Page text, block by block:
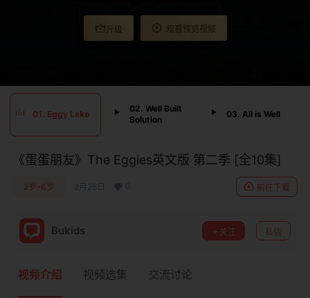
升级 观看预览视频
01. Eggy Lake
02. Well Built
Solution
03. All is Well
《蛋蛋朋友》The Eggies英文版 第二季 [全10集]
2岁-6岁 2月25日 前往下载
Bukids 关注 私信
视频介绍 视频选集 交流讨论